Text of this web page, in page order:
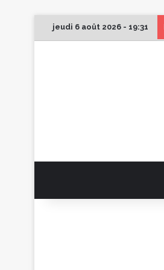
jeudi 6 août 2026 - 19:31